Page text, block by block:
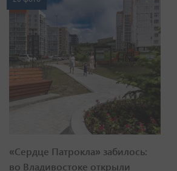
«Сердце Патрокла» забилось:
во Владивостоке открыли